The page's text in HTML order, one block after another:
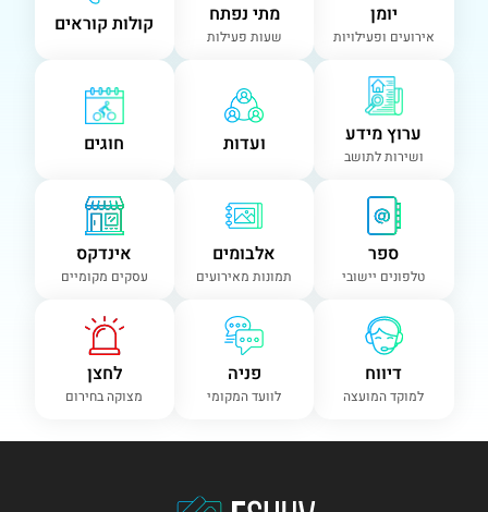
יומן
אירועים ופעילויות
מתי נפתח
שעות פעילות קולות קוראים
ערוץ מידע
ושירות לתושב ועדות חוגים
ספר
טלפונים יישובי
אלבומים
תמונות מאירועים
אינדקס
עסקים מקומיים
דיווח
למוקד המועצה
פניה
לוועד המקומי
לחצן
מצוקה בחירום